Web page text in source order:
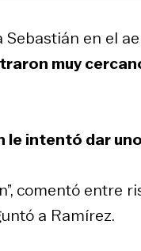
Sebastián en el
muy
le intentó dar
comentó entre
a Ramírez.